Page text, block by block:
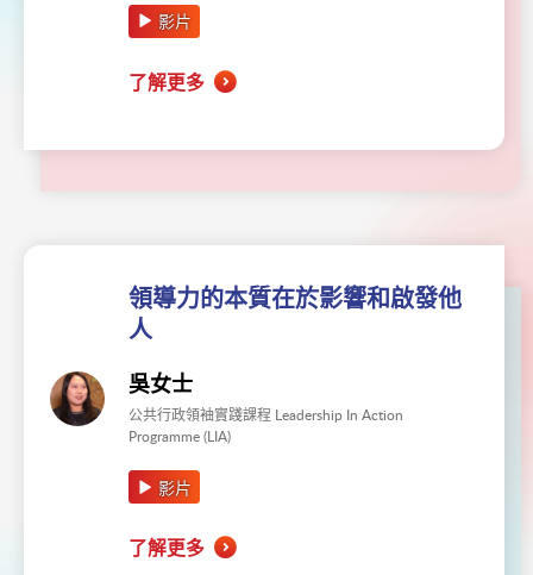
影片
了解更多
領導力的本質在於影響和啟發他
人
吳女士
公共行政領袖實踐課程 Leadership In Action
Programme (LIA)
影片
了解更多